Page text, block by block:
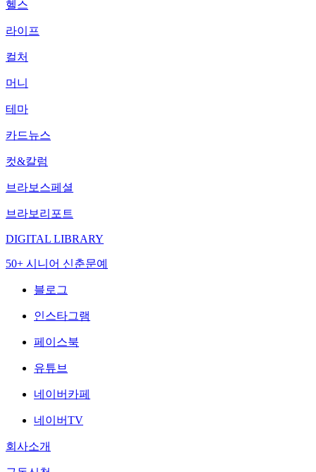
헬스
라이프
컬처
머니
테마
카드뉴스
컷&칼럼
브라보스페셜
브라보리포트
DIGITAL LIBRARY
50+ 시니어 신춘문예
블로그
인스타그램
페이스북
유튜브
네이버카페
네이버TV
회사소개